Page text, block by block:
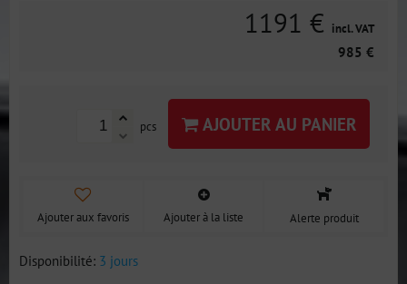
1191 € incl. VAT
985 €
pcs AJOUTER AU PANIER
Ajouter aux favoris Ajouter à la liste Alerte produit
Disponibilité: 3 jours